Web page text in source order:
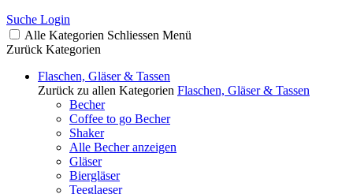
Suche Login
Alle Kategorien Schliessen Menü
Zurück Kategorien
Flaschen, Gläser & Tassen
Zurück zu allen Kategorien Flaschen, Gläser & Tassen
Becher
Coffee to go Becher
Shaker
Alle Becher anzeigen
Gläser
Biergläser
Teeglaeser